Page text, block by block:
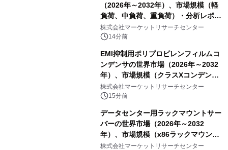
（2026年～2032年）、市場規模（軽
負荷、中負荷、重負荷）・分析レポー
トを発表
株式会社マーケットリサーチセンター
14分前
EMI抑制用ポリプロピレンフィルムコ
ンデンサの世界市場（2026年～2032
年）、市場規模（クラスXコンデン
サ、クラスYコンデンサ）・分析レポ
ートを発表
株式会社マーケットリサーチセンター
15分前
データセンター用ラックマウントサー
バーの世界市場（2026年～2032
年）、市場規模（x86ラックマウン
ト、非x86ラックマウント）・分析レ
株式会社マーケットリサーチセンター